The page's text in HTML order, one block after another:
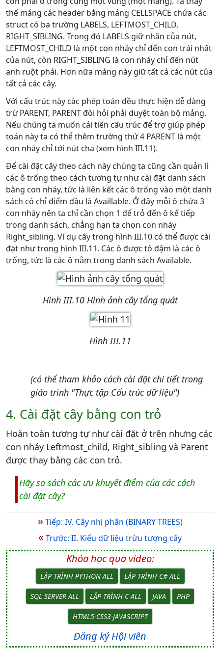
thế mảng các header bằng mảng CELLSPACE chứa các
struct có ba trường LABELS, LEFTMOST_CHILD,
RIGHT_SIBLING. Trong đó LABELS giữ nhãn của nút,
LEFTMOST_CHILD là một con nháy chỉ đến con trái nhất
của nút, còn RIGHT_SIBLING là con nháy chỉ đến nút
anh ruột phải. Hơn nữa mảng này giữ tất cả các nút của
tất cả các cây.
Với cấu trúc này các phép toán đều thực hiện dễ dàng
trừ PARENT, PARENT đòi hỏi phải duyệt toàn bộ mảng.
Nếu chúng ta muốn cải tiến cấu trúc để trợ giúp phép
toán này ta có thể thêm trường thứ 4 PARENT là một
con nháy chỉ tới nút cha (xem hình III.11).
Để cài đặt cây theo cách này chúng ta cũng cần quản lí
các ô trống theo cách tương tự như cài đặt danh sách
bằng con nháy, tức là liên kết các ô trống vào một danh
sách có chỉ điểm đầu là Availlable. Ở đây mỗi ô chứa 3
con nháy nên ta chỉ cần chọn 1 để trỏ đến ô kế tiếp
trong danh sách, chẳng hạn ta chọn con nháy
Right_sibling. Ví dụ cây trong hình III.10 có thể được cài
đặt như trong hình III.11. Các ô được tô đậm là các ô
trống, tức là các ô nằm trong danh sách Available.
Hình III.10 Hình ảnh cây tổng quát
Hình III.11
(có thể tham khảo cách cài đặt chi tiết trong
giáo trình "Thực tập Cấu trúc dữ liệu")
4. Cài đặt cây bằng con trỏ
Hoàn toàn tương tự như cài đặt ở trên nhưng các
con nháy Leftmost_child, Right_sibling và Parent
được thay bằng các con trỏ.
Hãy so sách các ưu khuyết điểm của các cách
cài đặt cây?
»Tiếp: IV. Cây nhị phân (BINARY TREES)
«Trước: II. Kiểu dữ liệu trừu tượng cây
Khóa học qua video:
LẬP TRÌNH PYTHON ALL LẬP TRÌNH C# ALL
SQL SERVER ALL LẬP TRÌNH C ALL JAVA PHP
HTML5-CSS3-JAVASCRIPT
Đăng ký Hội viên